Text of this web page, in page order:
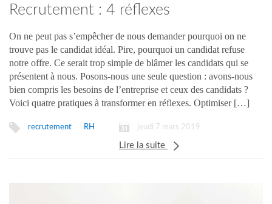
Recrutement : 4 réflexes
indispensables !
On ne peut pas s’empêcher de nous demander pourquoi on ne
trouve pas le candidat idéal. Pire, pourquoi un candidat refuse
notre offre. Ce serait trop simple de blâmer les candidats qui se
présentent à nous. Posons-nous une seule question : avons-nous
bien compris les besoins de l’entreprise et ceux des candidats ?
Voici quatre pratiques à transformer en réflexes. Optimiser […]
recrutement RH jeudi 7 mars 2019
Lire la suite